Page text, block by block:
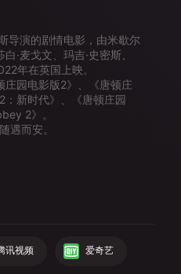
导演的剧情电影，由米歇尔
·麦戈文、玛吉·史密斯、
年在英国上映。
庄园电影版2》、《唐顿庄
：新时代》、《唐顿庄园
2》。
遇而安。
讯视频 爱奇艺